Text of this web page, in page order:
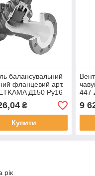
балансувальний
фланцевий арт.
Д150 Ру16
₴
Купити
447
9
рік